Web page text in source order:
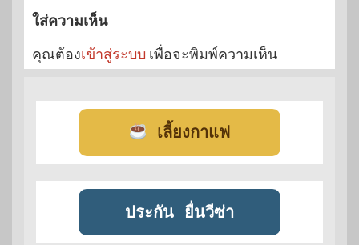
ใส่ความเห็น
คุณต้องเข้าสู่ระบบ เพื่อจะพิมพ์ความเห็น
เลี้ยงกาแฟ
ประกัน ยื่นวีซ่า